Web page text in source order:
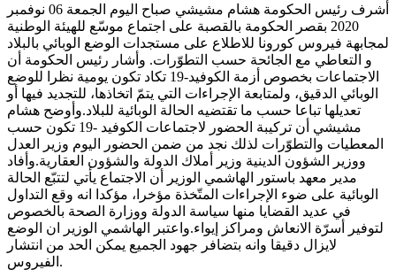
أشرف رئيس الحكومة هشام مشيشي صباح اليوم الجمعة 06 نوفمبر
2020 بقصر الحكومة بالقصبة على اجتماع موسّع للهيئة الوطنية
لمجابهة فيروس كورونا للاطلاع على مستجدات الوضع الوبائي بالبلاد
و التعاطي مع الجائحة حسب التطوّرات. وأشار رئيس الحكومة أن
الاجتماعات بخصوص أزمة الكوفيد-19 تكاد تكون يومية نظرا للوضع
الوبائي الدقيق، ولمتابعة الإجراءات التي يتمّ اتخاذها، للتجديد فيها أو
تعديلها تباعا حسب ما تقتضيه الحالة الوبائية للبلاد.وأوضح هشام
مشيشي أن تركيبة الحضور لاجتماعات الكوفيد -19 تكون حسب
المعطيات والتطوّرات لذلك نجد من ضمن الحضور اليوم وزير العدل
ووزير الشؤون الدينية وزير أملاك الدولة والشؤون العقارية.وأفاد
مدير معهد باستور الهاشمي الوزير أن الاجتماع يأتي لتتبّع الحالة
الوبائية على ضوء الإجراءات المتّخذة مؤخرا، مؤكدا انه وقع التداول
في عديد القضايا منها سياسة الدولة ووزارة الصحة بالخصوص
لتوفير أسرّة الانعاش ومراكز إيواء.واعتبر الهاشمي الوزير ان الوضع
لايزال دقيقا وانه بتضافر جهود الجميع يمكن الحد من انتشار
الفيروس.